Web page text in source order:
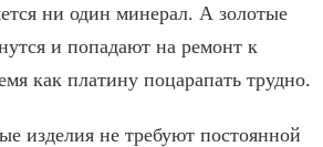
ни один минерал. А золотые
и попадают на ремонт к
как платину поцарапать трудно.
изделия не требуют постоянной